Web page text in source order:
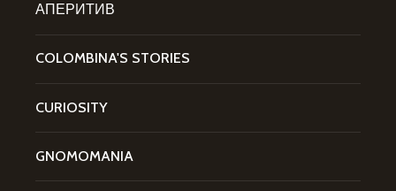
АПЕРИТИВ
COLOMBINA'S STORIES
CURIOSITY
GNOMOMANIA